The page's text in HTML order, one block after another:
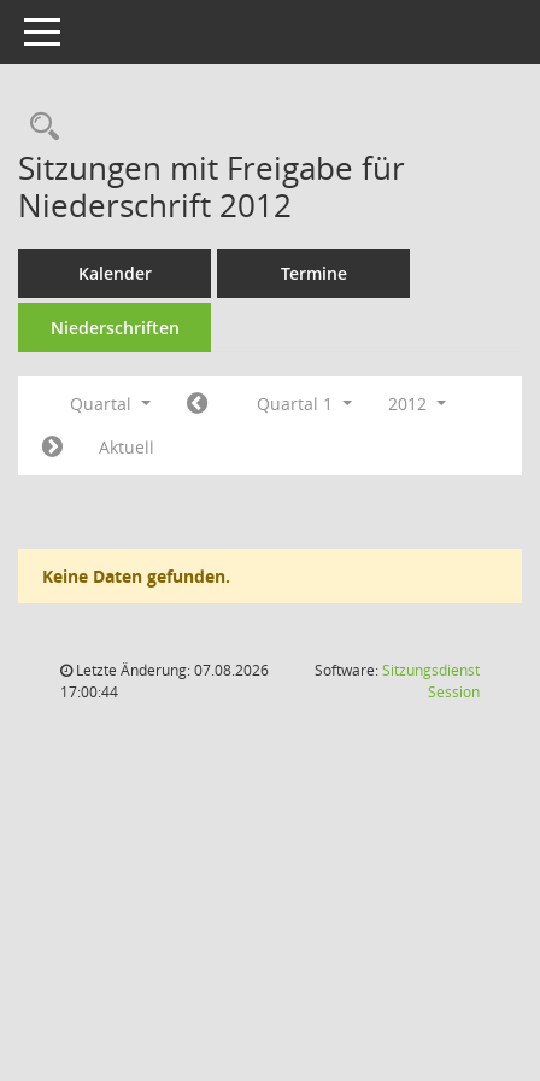
Toggle navigation
Rechercheauswahl
Sitzungen mit Freigabe für
Niederschrift 2012
Kalender Termine
Niederschriften
Quartal Quartal 1
2012
Aktuell
Keine Daten gefunden.
Letzte Änderung: 07.08.2026
17:00:44
Software:Sitzungsdienst
Session(Wird in